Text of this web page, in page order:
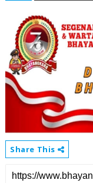
Share This